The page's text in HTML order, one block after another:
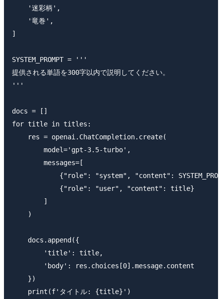
    '迷彩柄',
    '竜巻',
]
SYSTEM_PROMPT = '''
提供される単語を300字以内で説明してください。
'''
docs = []
for title in titles:
    res = openai.ChatCompletion.create(
        model='gpt-3.5-turbo',
        messages=[
{"role": "system", "content":
            {"role": "user", "content": title}
        ]
    )
    docs.append({
        'title': title,
        'body': res.choices[0].message.content
    })
    print(f'タイトル: {title}')